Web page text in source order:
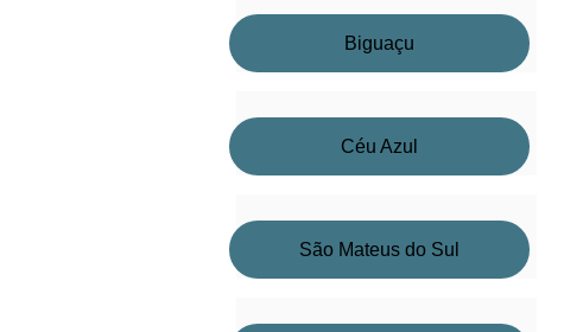
Biguaçu
Céu Azul
São Mateus do Sul